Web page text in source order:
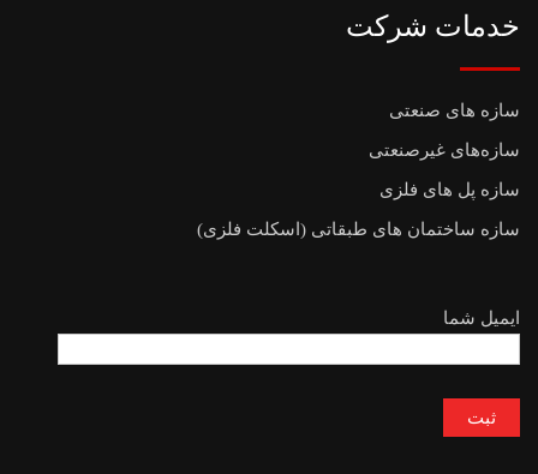
خدمات شرکت
سازه های صنعتی
سازه‌های غیرصنعتی
سازه پل های فلزی
سازه ساختمان های طبقاتی (اسکلت فلزی)
ایمیل شما